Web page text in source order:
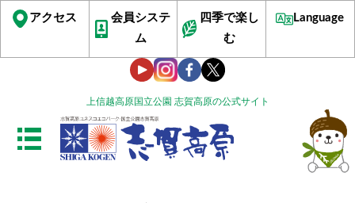
上信越高原国立公園 志賀高原の公式サイト
アクセス
会員システ
ム
四季で楽し
む
Language